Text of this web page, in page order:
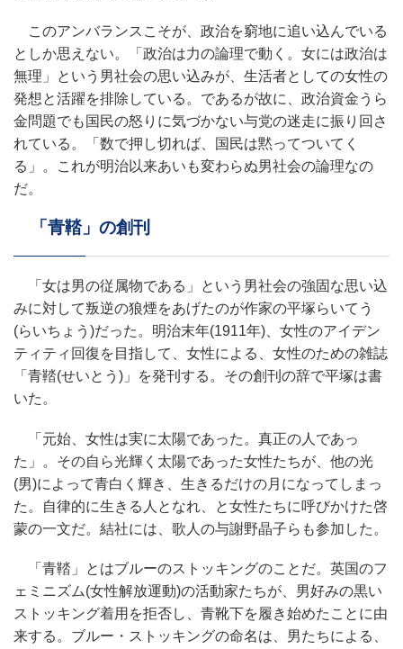
このアンバランスこそが、政治を窮地に追い込んでいる
としか思えない。「政治は力の論理で動く。女には政治は
無理」という男社会の思い込みが、生活者としての女性の
発想と活躍を排除している。であるが故に、政治資金うら
金問題でも国民の怒りに気づかない与党の迷走に振り回さ
れている。「数で押し切れば、国民は黙ってついてく
る」。これが明治以来あいも変わらぬ男社会の論理なの
だ。
「青鞜」の創刊
「女は男の従属物である」という男社会の強固な思い込
みに対して叛逆の狼煙をあげたのが作家の平塚らいてう
(らいちょう)だった。明治末年(1911年)、女性のアイデン
ティティ回復を目指して、女性による、女性のための雑誌
「青鞜(せいとう)」を発刊する。その創刊の辞で平塚は書
いた。
「元始、女性は実に太陽であった。真正の人であっ
た」。その自ら光輝く太陽であった女性たちが、他の光
(男)によって青白く輝き、生きるだけの月になってしまっ
た。自律的に生きる人となれ、と女性たちに呼びかけた啓
蒙の一文だ。結社には、歌人の与謝野晶子らも参加した。
「青鞜」とはブルーのストッキングのことだ。英国のフ
ェミニズム(女性解放運動)の活動家たちが、男好みの黒い
ストッキング着用を拒否し、青靴下を履き始めたことに由
来する。ブルー・ストッキングの命名は、男たちによる、